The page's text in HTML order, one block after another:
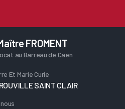
FROMENT
au Barreau de Caen
Et Marie Curie
SAINT CLAIR